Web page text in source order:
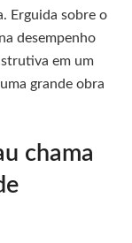
Erguida sobre o
desempenho
em um
grande obra
chama